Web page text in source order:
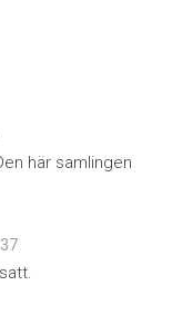
här samlingen